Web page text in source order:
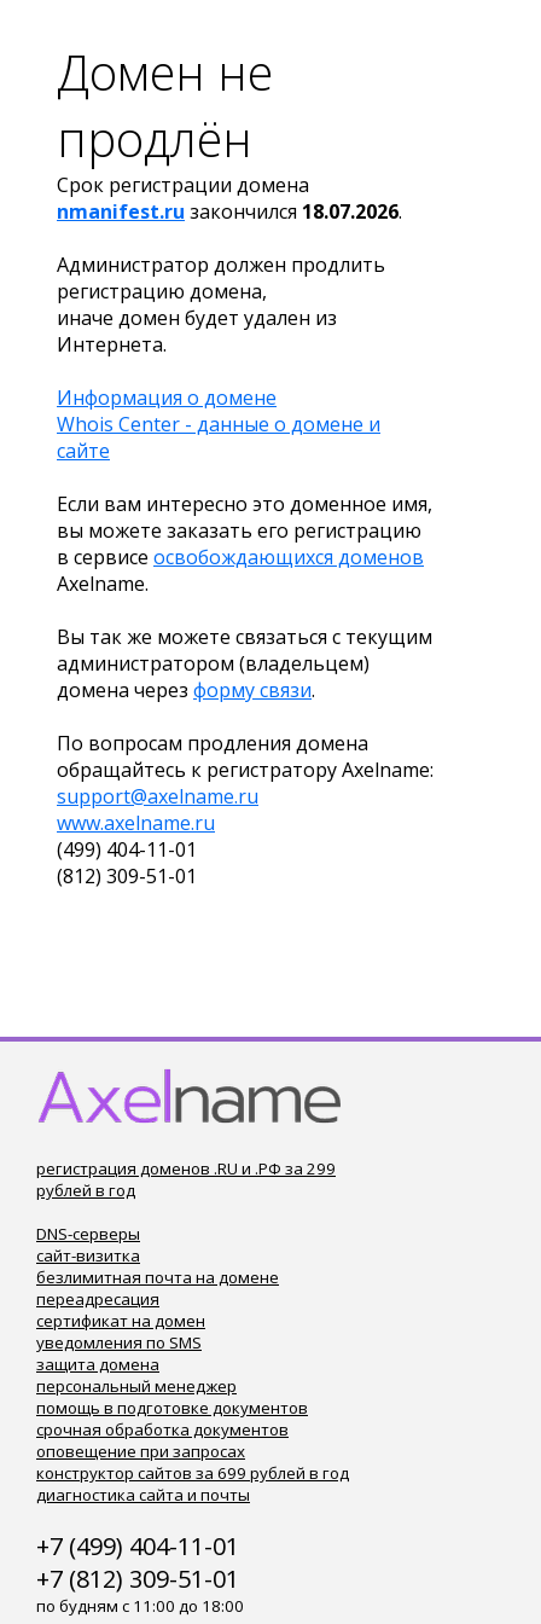
Домен не
продлён
Срок регистрации домена
nmanifest.ru закончился 18.07.2026.
Администратор должен продлить
регистрацию домена,
иначе домен будет удален из
Интернета.
Информация о домене
Whois Center - данные о домене и
сайте
Если вам интересно это доменное имя,
вы можете заказать его регистрацию
в сервисе освобождающихся доменов
Axelname.
Вы так же можете связаться с текущим
администратором (владельцем)
домена через форму связи.
По вопросам продления домена
обращайтесь к регистратору Axelname:
support@axelname.ru
www.axelname.ru
(499) 404-11-01
(812) 309-51-01
регистрация доменов .RU и .РФ за 299
рублей в год
DNS-серверы
сайт-визитка
безлимитная почта на домене
переадресация
сертификат на домен
уведомления по SMS
защита домена
персональный менеджер
помощь в подготовке документов
срочная обработка документов
оповещение при запросах
конструктор сайтов за 699 рублей в год
диагностика сайта и почты
+7 (499) 404-11-01
+7 (812) 309-51-01
по будням с 11:00 до 18:00